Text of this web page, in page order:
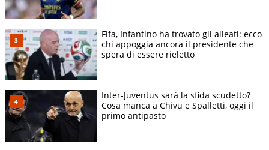
Fifa, Infantino ha trovato gli alleati: ecco
chi appoggia ancora il presidente che
spera di essere rieletto
Inter-Juventus sarà la sfida scudetto?
Cosa manca a Chivu e Spalletti, oggi il
primo antipasto